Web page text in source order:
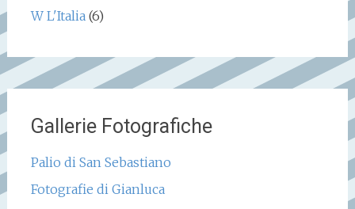
W L'Italia(6)
Gallerie Fotografiche
Palio di San Sebastiano
Fotografie di Gianluca